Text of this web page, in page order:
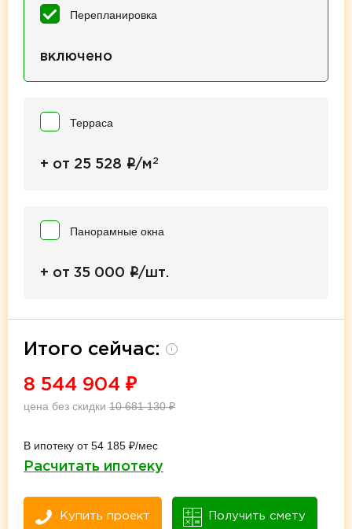
Перепланировка
включено
Терраса
+ от 25 528 i/м2
Панорамные окна
+ от 35 000 i/шт.
Итого сейчас: i
8 544 904 ₽
цена без скидки 10 681 130₽
В ипотеку от 54 185 ₽/мес
Расчитать ипотеку
Купить проект Получить смету